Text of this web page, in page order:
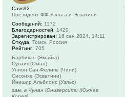
Cavs92
Президент ФФ Уэльса и Эсватини
Сообщений: 1172
Благодарностей: 1420
Зарегистрирован: 16 сен 2024, 14:11
Откуда: Томск, Россия
Рейтинг: 705
Барбикан (Ямайка)
Суваик (Оман)
Унион Сан-Фелипе (Чили)
Сисонхе (Эсватини)
Йнишир Альбионс (Уэльс)
зам. в Чунан Юниверсити (Южная